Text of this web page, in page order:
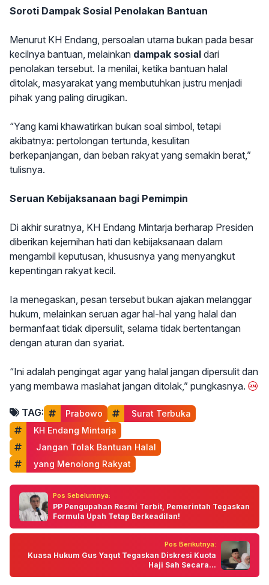
Soroti Dampak Sosial Penolakan Bantuan
Menurut KH Endang, persoalan utama bukan pada besar
kecilnya bantuan, melainkan dampak sosial dari
penolakan tersebut. Ia menilai, ketika bantuan halal
ditolak, masyarakat yang membutuhkan justru menjadi
pihak yang paling dirugikan.
“Yang kami khawatirkan bukan soal simbol, tetapi
akibatnya: pertolongan tertunda, kesulitan
berkepanjangan, dan beban rakyat yang semakin berat,”
tulisnya.
Seruan Kebijaksanaan bagi Pemimpin
Di akhir suratnya, KH Endang Mintarja berharap Presiden
diberikan kejernihan hati dan kebijaksanaan dalam
mengambil keputusan, khususnya yang menyangkut
kepentingan rakyat kecil.
Ia menegaskan, pesan tersebut bukan ajakan melanggar
hukum, melainkan seruan agar hal-hal yang halal dan
bermanfaat tidak dipersulit, selama tidak bertentangan
dengan aturan dan syariat.
“Ini adalah pengingat agar yang halal jangan dipersulit dan
yang membawa maslahat jangan ditolak,” pungkasnya.
TAG: Prabowo
Surat Terbuka
KH Endang Mintarja
  Jangan Tolak Bantuan Halal
yang Menolong Rakyat
Pos Sebelumnya:
PP Pengupahan Resmi Terbit, Pemerintah Tegaskan
Formula Upah Tetap Berkeadilan!
Pos Berikutnya:
Kuasa Hukum Gus Yaqut Tegaskan Diskresi Kuota
Haji Sah Secara...